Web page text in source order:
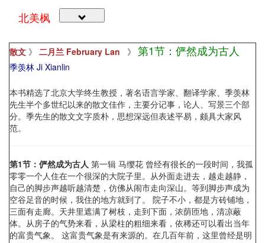
北美枫
散文 》 二月兰 February Lan 》 第1节：俨然成为古人
季羡林 Ji Xianlin
本书精选了北京大学终生教授，著名语言学家、翻译学家、季羡林
先生半个多世纪以来的散文佳作，主要分记事，论人、写景三个部
分。季先生的散文文字质朴，思想深远但表述平易，颇具大家风
范。
第1节：俨然成为古人 第一辑 马缨花 曾经有很长的一段时间，我孤
零零一个人住在一个很深的大院子里。从外面走进去，越走越静，
自己的脚步声越听越清楚，仿佛从闹市走向深山。等到脚步声成为
空谷足音的时候，我住的地方就到了。 院子不小，都是方砖铺地，
三面有走廊。天井里遮满了树枝，走到下面，浓荫匝地，清凉蔽
体。从房子的气势来看，从梁柱的粗细来看，依稀还可以看出当年
的富贵气象。 这富贵气象是有来源的。在几百年前，这里曾经是明